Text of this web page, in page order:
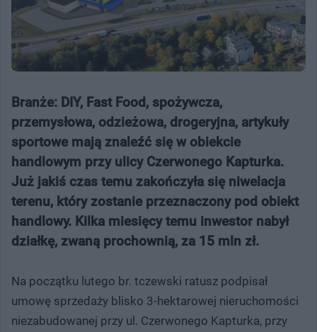
Branże: DIY, Fast Food, spożywcza,
przemysłowa, odzieżowa, drogeryjna, artykuły
sportowe mają znaleźć się w obiekcie
handlowym przy ulicy Czerwonego Kapturka.
Już jakiś czas temu zakończyła się niwelacja
terenu, który zostanie przeznaczony pod obiekt
handlowy. Kilka miesięcy temu inwestor nabył
działkę, zwaną prochownią, za 15 mln zł.
Na początku lutego br. tczewski ratusz podpisał
umowę sprzedaży blisko 3-hektarowej nieruchomości
niezabudowanej przy ul. Czerwonego Kapturka, przy